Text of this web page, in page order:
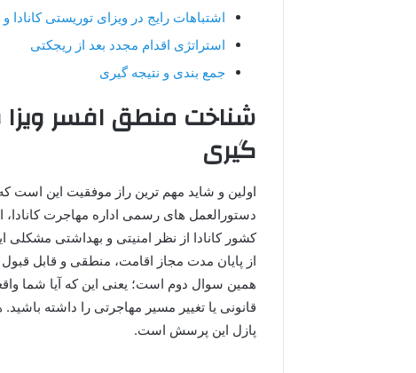
اشتباهات رایج در ویزای توریستی
استراتژی اقدام مجدد بعد از ریجکتی
جمع بندی و نتیجه گیری
شناخت منطق افسر
گیری
اولین و شاید مهم ترین راز موفقیت این است
دستورالعمل های رسمی اداره مهاجرت
کشور کانادا از نظر امنیتی و بهداشتی مشکلی
از پایان مدت مجاز اقامت، منطقی و قابل
همین سوال دوم است؛ یعنی این که آیا شما
قانونی یا تغییر مسیر مهاجرتی را داشته
پازل این پرسش است.